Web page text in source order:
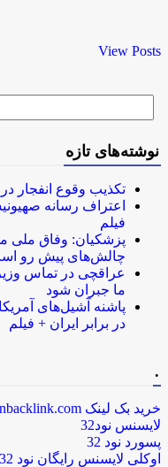
View Posts
for
نوشته‌های تازه
تکذیب وقوع انفجار
اعتراف رسانه
فیلم
پزشکیان: وفاق ملی
چالش‌های پیش رو
عراقچی در تماس
ما جبران شود
پاشنه آشیل‌های
در برابر ایران + فیلم
خرید بک لینک behtarinbacklink.com
لایسنس نود32
پسورد نود 32
اوکلی لایسنس رایگان نود 32